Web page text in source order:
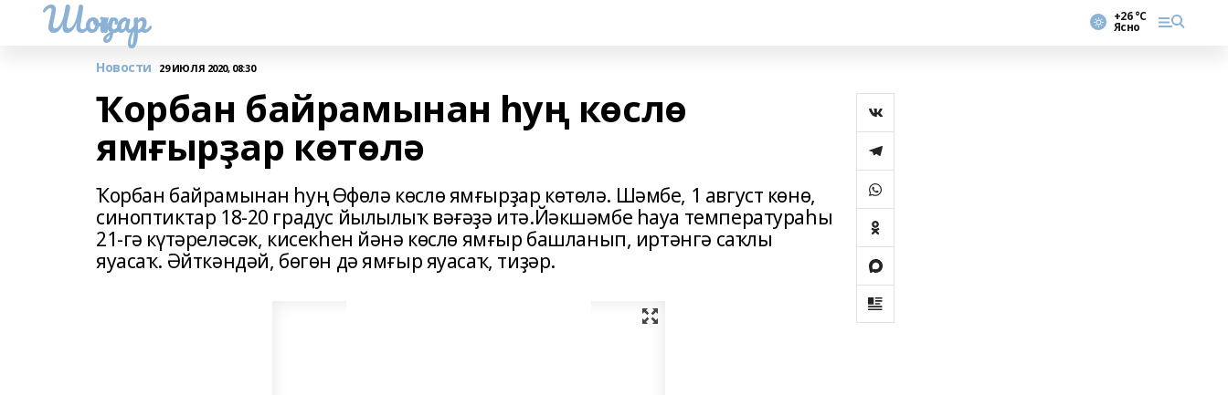
Шоңҡар +26 °С
Ясно
Новости 29 ИЮЛЯ 2020, 08:30
Ҡорбан байрамынан һуң көслө
ямғырҙар көтөлә
Ҡорбан байрамынан һуң Өфөлә көслө ямғырҙар көтөлә. Шәмбе, 1 август көнө,
синоптиктар 18-20 градус йылылыҡ вәғәҙә итә.Йәкшәмбе һауа температураһы
21-гә күтәреләсәк, кисекһен йәнә көслө ямғыр башланып, иртәнгә саҡлы
яуасаҡ. Әйткәндәй, бөгөн дә ямғыр яуасаҡ, тиҙәр.